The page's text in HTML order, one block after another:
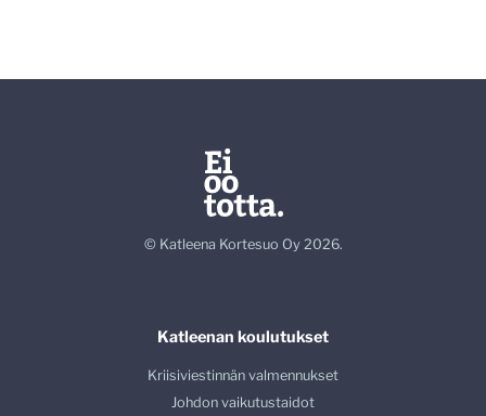
© Katleena Kortesuo Oy 2026.
Katleenan koulutukset
Kriisiviestinnän valmennukset
Johdon vaikutustaidot